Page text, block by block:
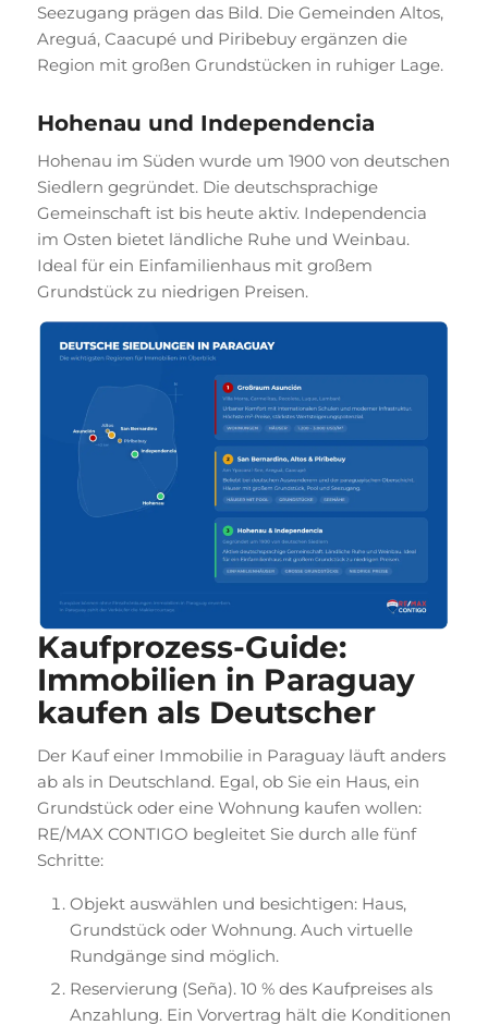
Seezugang prägen das Bild. Die Gemeinden Altos,
Areguá, Caacupé und Piribebuy ergänzen die
Region mit großen Grundstücken in ruhiger Lage.
Hohenau und Independencia
Hohenau im Süden wurde um 1900 von deutschen
Siedlern gegründet. Die deutschsprachige
Gemeinschaft ist bis heute aktiv. Independencia
im Osten bietet ländliche Ruhe und Weinbau.
Ideal für ein Einfamilienhaus mit großem
Grundstück zu niedrigen Preisen.
Kaufprozess-Guide:
Immobilien in Paraguay
kaufen als Deutscher
Der Kauf einer Immobilie in Paraguay läuft anders
ab als in Deutschland. Egal, ob Sie ein Haus, ein
Grundstück oder eine Wohnung kaufen wollen:
RE/MAX CONTIGO begleitet Sie durch alle fünf
Schritte:
Objekt auswählen und besichtigen: Haus,
Grundstück oder Wohnung. Auch virtuelle
Rundgänge sind möglich.
Reservierung (Seña). 10 % des Kaufpreises als
Anzahlung. Ein Vorvertrag hält die Konditionen